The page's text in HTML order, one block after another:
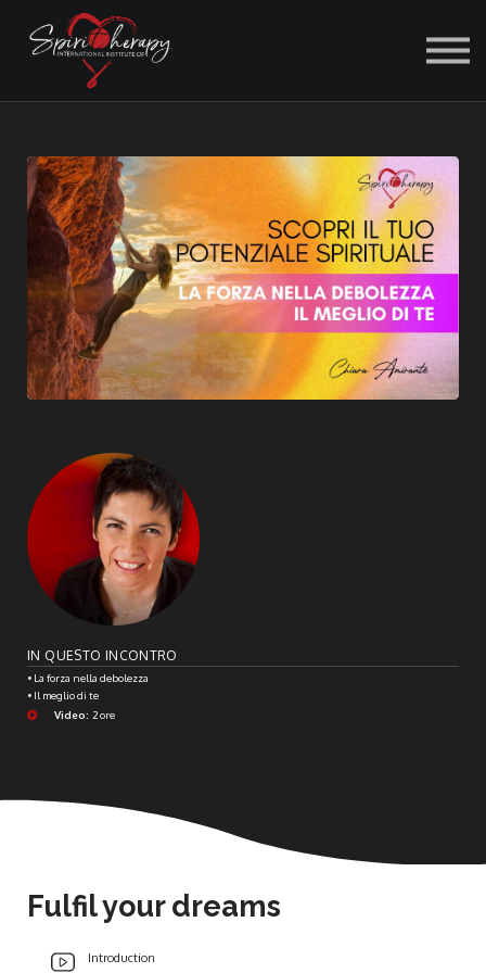
IN QUESTO INCONTRO
• La forza nella debolezza
• Il meglio di te
Video: 2 ore
Fulfil your dreams
Introduction